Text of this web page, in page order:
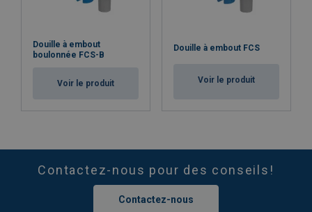
Douille à embout
boulonnée FCS-B
Voir le produit
Douille à embout FCS
Voir le produit
Contactez-nous pour des conseils!
Contactez-nous